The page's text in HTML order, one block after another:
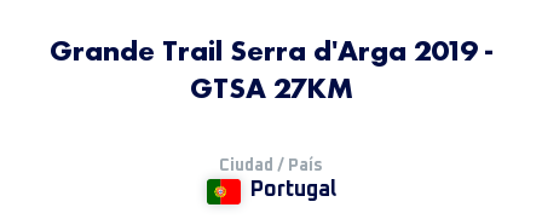
Grande Trail Serra d'Arga 2019 -
GTSA 27KM
Ciudad / País
Portugal